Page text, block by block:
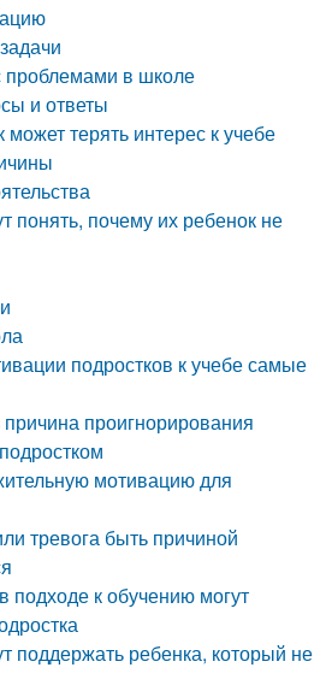
проблемами в школе
и ответы
терять интерес к учебе
понять, почему их ребенок не
подростков к учебе самые
проигнорирования
мотивацию для
тревога быть причиной
подходе к обучению могут
поддержать ребенка, который не